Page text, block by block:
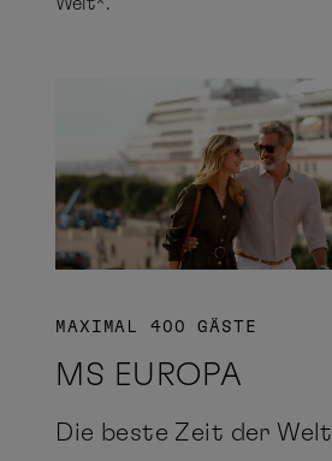
MAXIMAL 400 GÄSTE
MS EUROPA
Die beste Zeit der Welt